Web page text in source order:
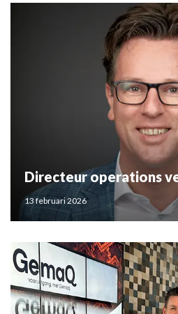
Directeur operations
13 februari 2026